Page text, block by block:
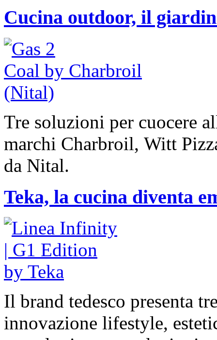
Cucina outdoor, il
Tre soluzioni per cuocere
marchi Charbroil, Witt
da Nital.
Teka, la cucina diventa
Il brand tedesco presenta
innovazione lifestyle,